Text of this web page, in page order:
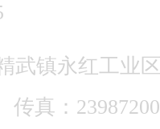
武镇永红工业
传真：23987200